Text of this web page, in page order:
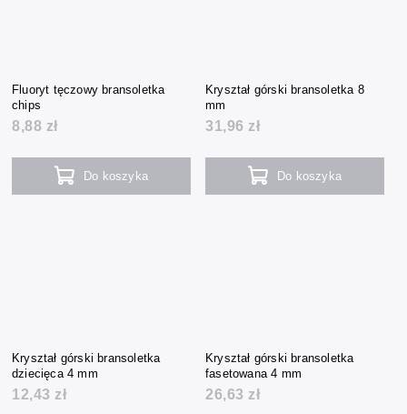
Fluoryt tęczowy bransoletka
chips
8,88 zł
Do koszyka
Kryształ górski bransoletka 8
mm
31,96 zł
Do koszyka
Kryształ górski bransoletka
dziecięca 4 mm
12,43 zł
Kryształ górski bransoletka
fasetowana 4 mm
26,63 zł